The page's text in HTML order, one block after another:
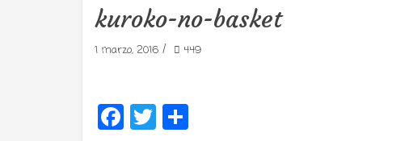
kuroko-no-basket
1 marzo, 2016 / 449
Facebook
Twitter